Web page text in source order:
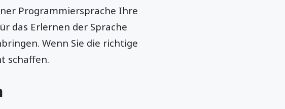
Programmiersprache Ihre
das Erlernen der Sprache
Wenn Sie die richtige
schaffen.